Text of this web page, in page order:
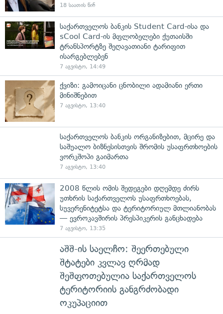
18 საათის წინ
საქართველოს ბანკის Student Card-ისა და
sCool Card-ის მფლობელები ქუთაისში
ტრანსპორტზე შეღავათიანი ტარიფით
ისარგებლებენ
7 აგვისტო, 14:49
ქვიზი: გამოიცანი ცნობილი ადამიანი ერთი
მინიშნებით
7 აგვისტო, 13:40
საქართველოს ბანკის ორგანიზებით, მცირე და
საშუალო ბიზნესისთვის შრომის უსაფრთხოების
ვორკშოპი გაიმართა
7 აგვისტო, 13:40
2008 წლის ომის შედეგები დღემდე ძირს
უთხრის საქართველოს უსაფრთხოებას,
სუვერენიტეტსა და ტერიტორიულ მთლიანობას
— ევროკავშირის პრესპიკერის განცხადება
7 აგვისტო, 13:35
აშშ-ის საელჩო: შეერთებული
შტატები კვლავ ღრმად
შეშფოთებულია საქართველოს
ტერიტორიის განგრძობადი
ოკუპაციით